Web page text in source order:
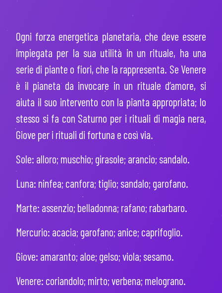
Ogni forza energetica planetaria, che deve essere
impiegata per la sua utilità in un rituale, ha una
serie di piante o fiori, che la rappresenta. Se Venere
è il pianeta da invocare in un rituale d’amore, si
aiuta il suo intervento con la pianta appropriata; lo
stesso si fa con Saturno per i rituali di magia nera,
Giove per i rituali di fortuna e così via.
Sole: alloro; muschio; girasole; arancio; sandalo.
Luna: ninfea; canfora; tiglio; sandalo; garofano.
Marte: assenzio; belladonna; rafano; rabarbaro.
Mercurio: acacia; garofano; anice; caprifoglio.
Giove: amaranto; aloe; gelso; viola; sesamo.
Venere: coriandolo; mirto; verbena; melograno.